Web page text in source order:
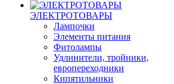
ЭЛЕКТРОТОВАРЫ
Лампочки
Элементы питания
Фитолампы
Удлинители, тройники,
европереходники
Кипятильники